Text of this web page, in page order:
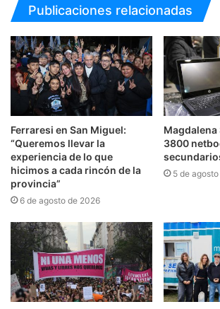
Publicaciones relacionadas
Ferraresi en San Miguel:
“Queremos llevar la
experiencia de lo que
hicimos a cada rincón de la
provincia”
6 de agosto de 2026
3800
5 de